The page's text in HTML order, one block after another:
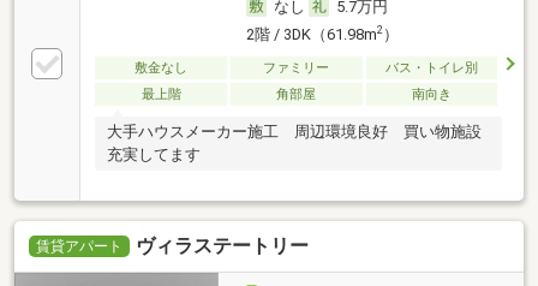
なし
5.7万円
2階 / 3DK（61.98m2）
敷金なし ファミリー
バス・トイレ別
最上階
角部屋 南向き
大手ハウスメーカー施工 周辺環境良好 買い物施設
充実してます
賃貸アパート ヴィラステートリー